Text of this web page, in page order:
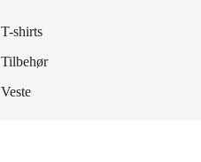
T-shirts
Tilbehør
Veste